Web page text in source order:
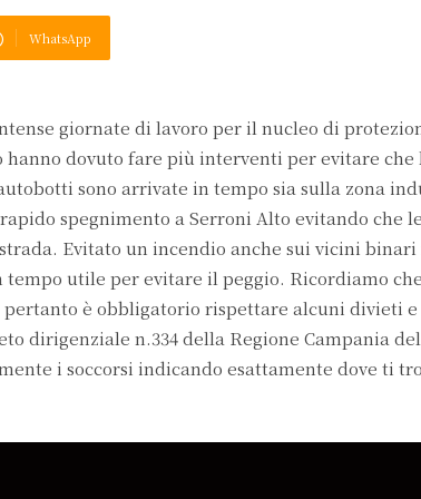
WhatsApp
giornate di lavoro per il nucleo di
dovuto fare più interventi per evitare che
sono arrivate in tempo sia sulla zona
spegnimento a Serroni Alto evitando che
Evitato un incendio anche sui vicini binari
utile per evitare il peggio. Ricordiamo
è obbligatorio rispettare alcuni divieti e
dirigenziale n.334 della Regione Campania del
i soccorsi indicando esattamente dove ti